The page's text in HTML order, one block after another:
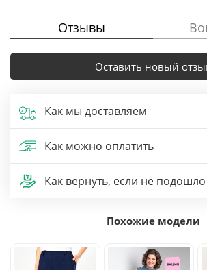
Отзывы
Оставить новый
Как мы доставляем
Как можно оплатить
Как вернуть, если не подошло
Похожие модели